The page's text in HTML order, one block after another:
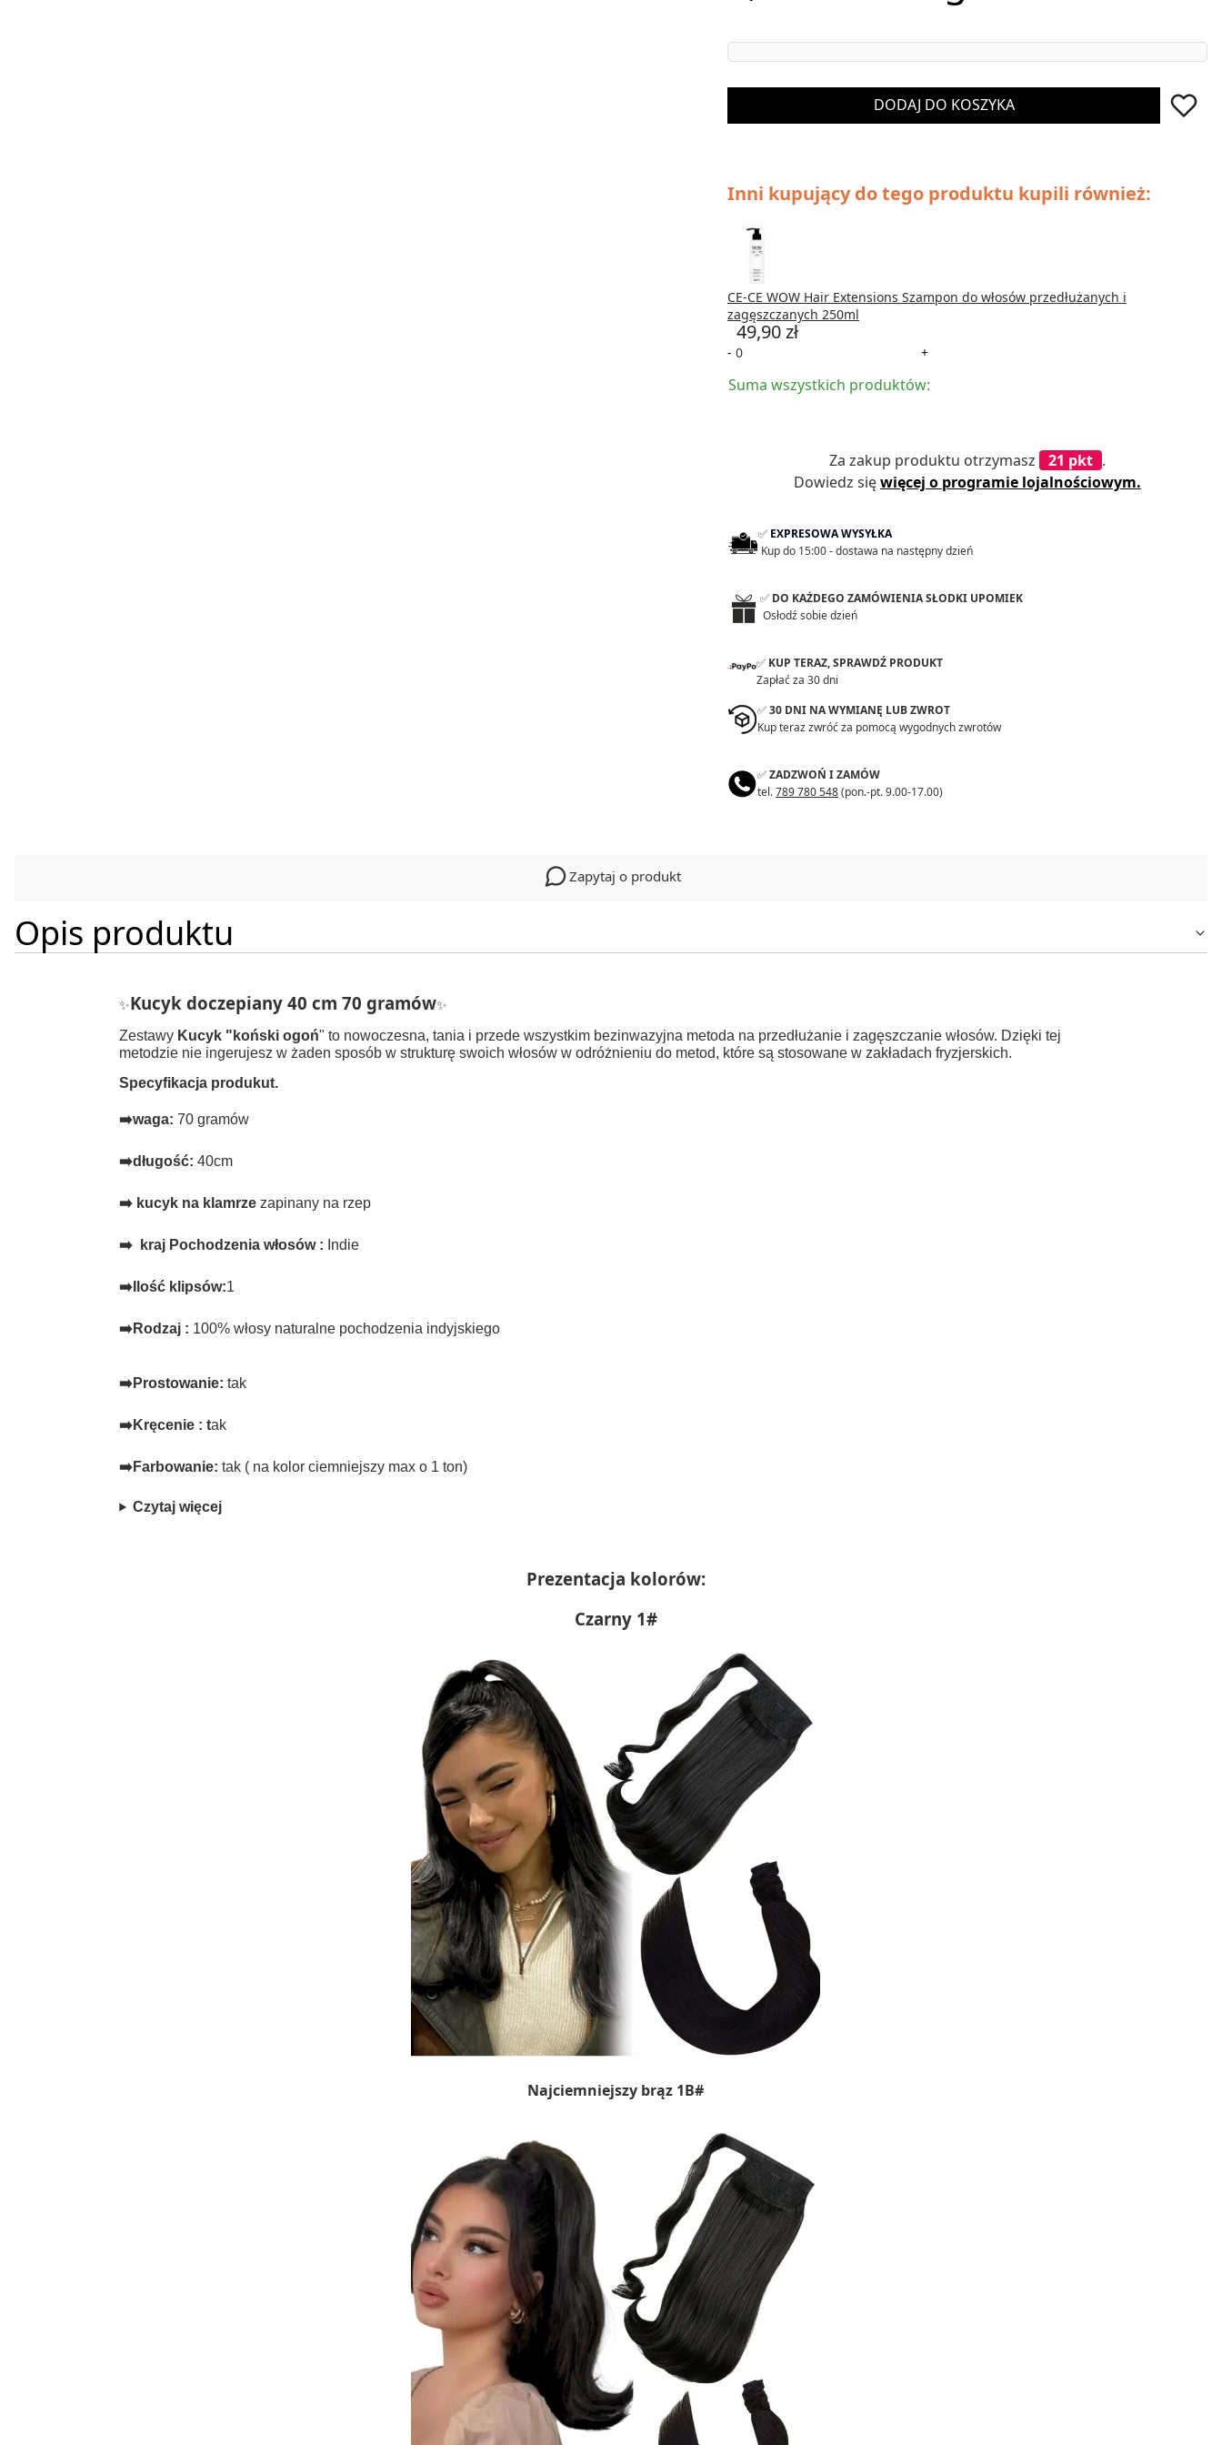
DODAJ DO KOSZYKA
Inni kupujący do tego produktu kupili również:
CE-CE WOW Hair Extensions Szampon do włosów przedłużanych i
zagęszczanych 250ml
49,90 zł
- +
zagęszczanych 250ml
+
9,50 zł
Wieszak z pokrowcem na włosy doczepiane
69,00 zł
+
Suma wszystkich produktów:
Za zakup produktu otrzymasz 21 pkt .
Dowiedz sięwięcej o programie lojalnościowym.
✅ EXPRESOWA WYSYŁKA
Kup do 15:00 - dostawa na następny dzień
✅ DO KAŻDEGO ZAMÓWIENIA SŁODKI UPOMIEK
Osłodź sobie dzień
✅ KUP TERAZ, SPRAWDŹ PRODUKT
Zapłać za 30 dni
✅30 DNI NA WYMIANĘ LUB ZWROT
Kup teraz zwróć za pomocą wygodnych zwrotów
✅ZADZWOŃ I ZAMÓW
tel.789 780 548(pon.-pt. 9.00-17.00)
Zapytaj o produkt
Opis produktu
✨Kucyk doczepiany 40 cm 70 gramów✨
Zestawy Kucyk "koński ogoń" to nowoczesna, tania i przede wszystkim bezinwazyjna metoda na przedłużanie i zagęszczanie włosów. Dzięki tej
metodzie nie ingerujesz w żaden sposób w strukturę swoich włosów w odróżnieniu do metod, które są stosowane w zakładach fryzjerskich.
Specyfikacja produkut.
➡️waga:70 gramów
➡️długość:40cm
➡️ kucyk na klamrze zapinany na rzep
➡️ kraj Pochodzenia włosów : Indie
➡️I lość klipsów:1
➡️Rodzaj : 100% włosy naturalne pochodzenia indyjskiego
➡️Prostowanie:tak
➡️Kręcenie : tak
➡️Farbowanie:tak ( na kolor ciemniejszy max o 1 ton)
Czytaj więcej
Prezentacja kolorów:
Czarny 1#
Najciemniejszy brąz 1B#